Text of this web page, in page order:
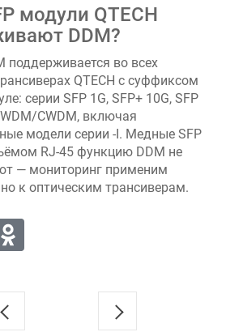
модули QTECH
DDM?
поддерживается во всех
QTECH с суффиксом
серии SFP 1G, SFP+ 10G, SFP
CWDM, включая
модели серии -I. Медные SFP
RJ-45 функцию DDM не
— мониторинг применим
к оптическим трансиверам.